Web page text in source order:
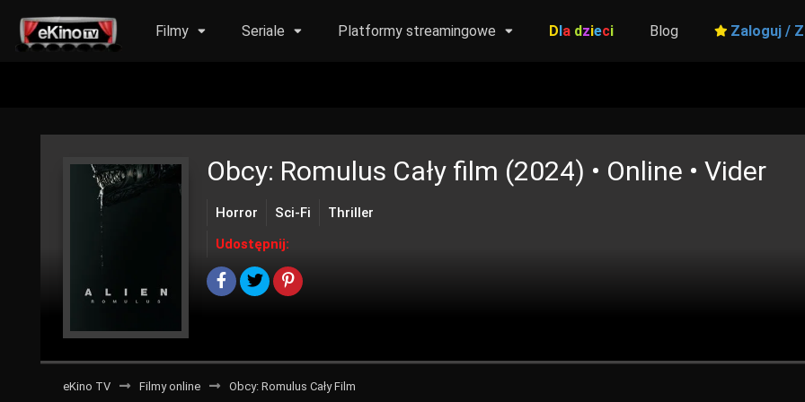
Filmy Seriale Platformy streamingowe Dla dzieci Blog Zaloguj /
Obcy: Romulus Cały film (2024) • Online • Vider
Horror Sci-Fi
Thriller
Udostępnij:
eKino TV Filmy online Obcy: Romulus Cały Film